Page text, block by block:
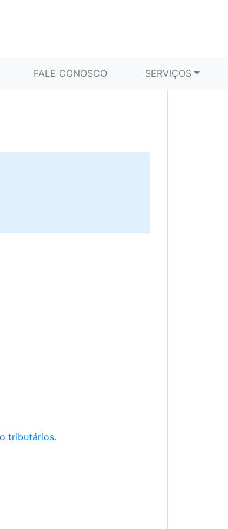
FALE CONOSCO SERVIÇOS
tributários.